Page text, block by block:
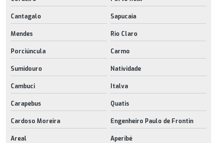
Cantagalo Sapucaia
Mendes Rio Claro
Porciúncula Carmo
Sumidouro Natividade
Cambuci Italva
Carapebus Quatis
Cardoso Moreira Engenheiro Paulo de Frontin
Areal Aperibé